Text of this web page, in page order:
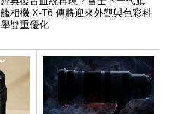
艦相機 X-T6 傳將迎來外觀與色彩科
學雙重優化